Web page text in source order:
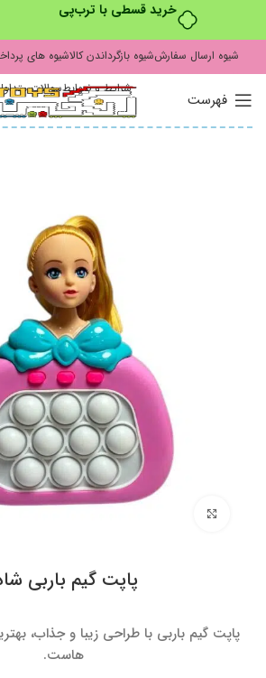
خرید قسطی با ترب‌پی
شیوه ارسال سفارششیوه بازگرداندن کالاشیوه های
شرایط و ضوابطسوالات
فهرست
پاپت گیم باربی
پاپت گیم باربی با طراحی زیبا و جذاب،
هاست.